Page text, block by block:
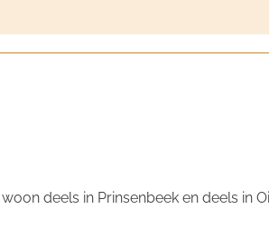
deels in Prinsenbeek en deels in